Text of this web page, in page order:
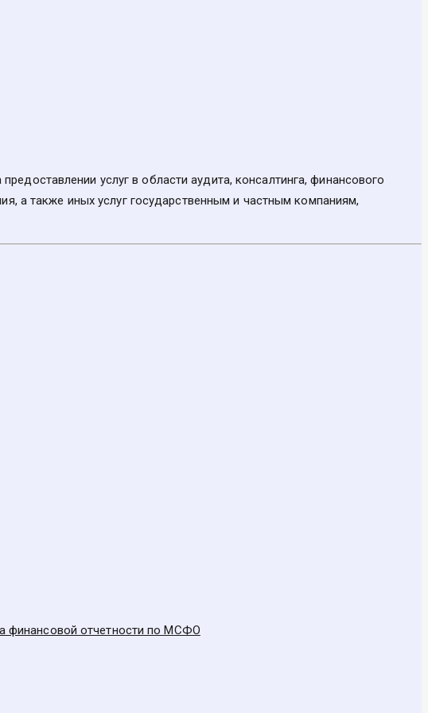
услуг в области аудита, консалтинга, финансового
а также иных услуг государственным и частным компаниям,
финансовой отчетности по МСФО